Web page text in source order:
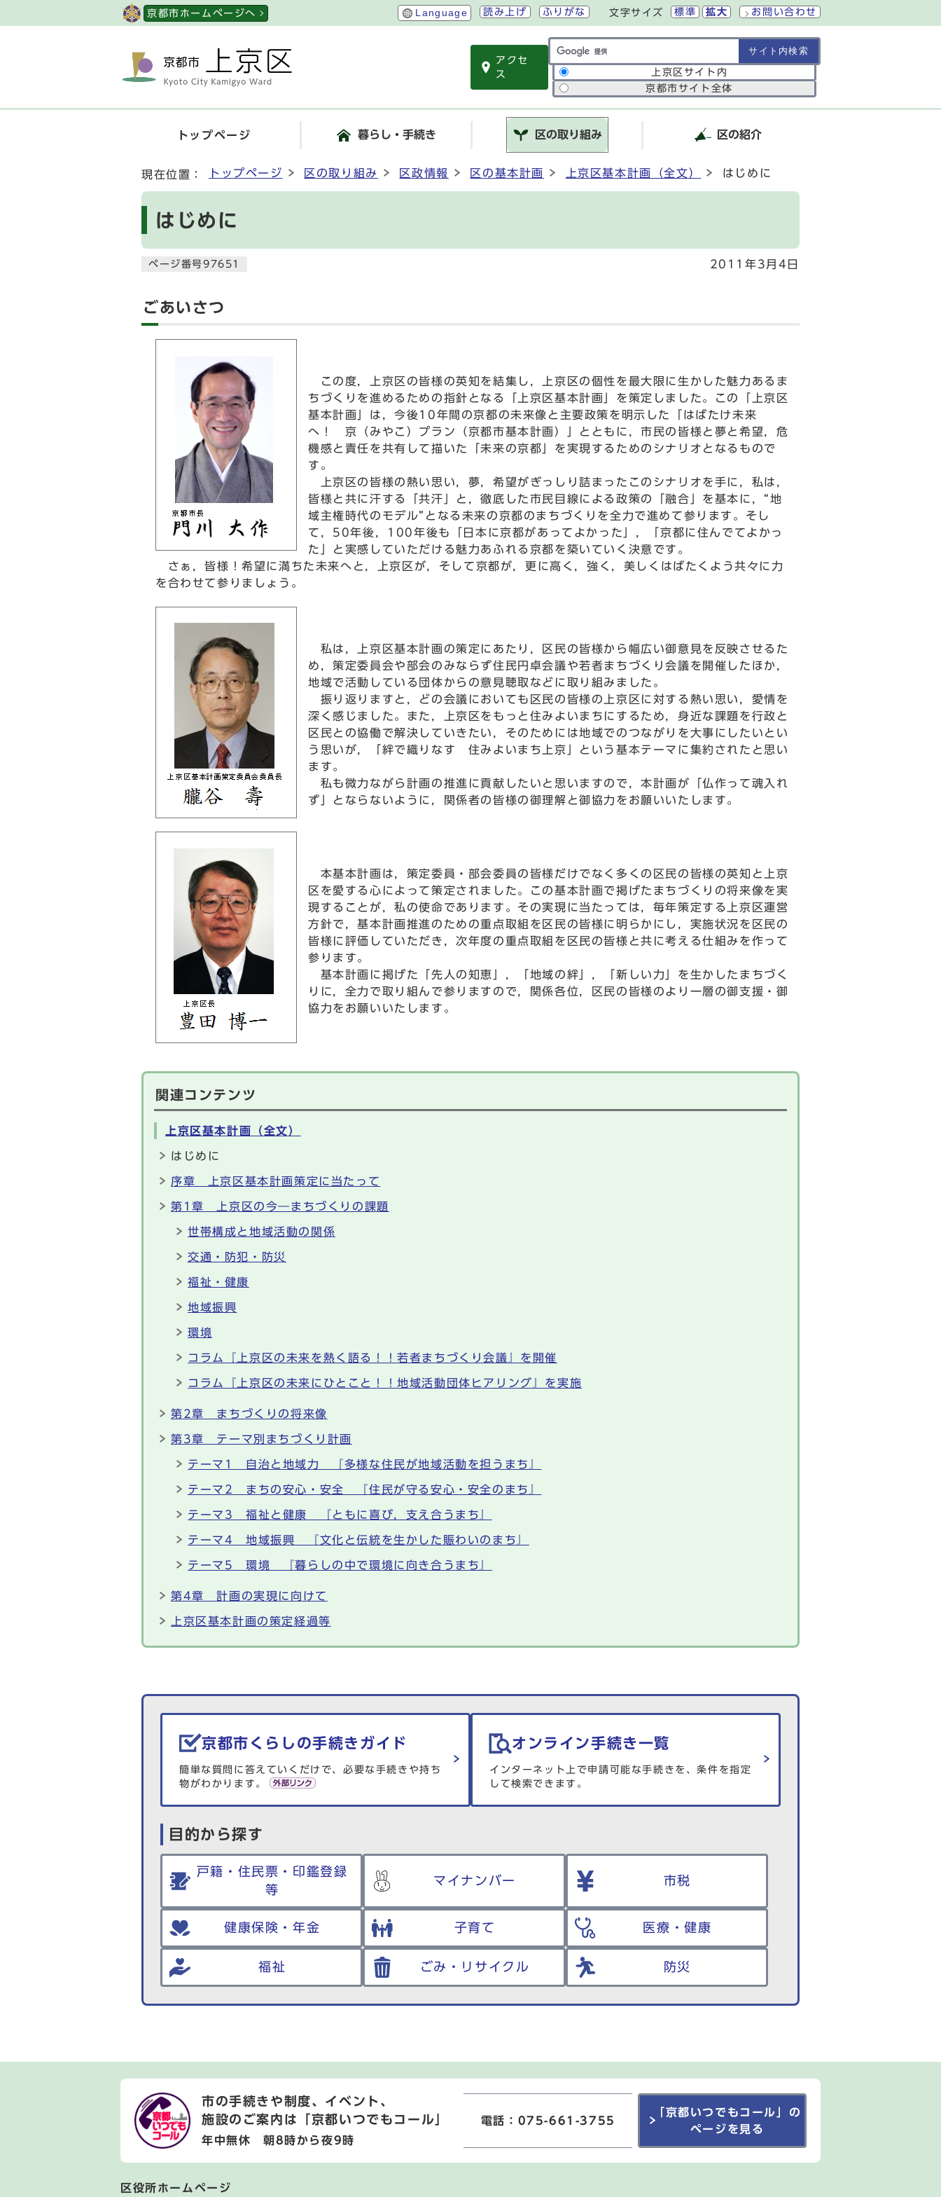
京都市ホームページへ Language 読み上げ ふりがな 文字サイズ 標準 拡大 お問い合わせ
アクセ
ス
サイト内検索の範囲
上京区サイト内
京都市サイト全体
トップページ 暮らし・手続き 区の取り組み 区の紹介
現在位置： トップページ 区の取り組み 区政情報 区の基本計画 上京区基本計画（全文） はじめに
はじめに
ページ番号97651 2011年3月4日
ごあいさつ
この度，上京区の皆様の英知を結集し，上京区の個性を最大限に生かした魅力あるま
ちづくりを進めるための指針となる「上京区基本計画」を策定しました。この「上京区
基本計画」は，今後10年間の京都の未来像と主要政策を明示した「はばたけ未来
へ！ 京（みやこ）プラン（京都市基本計画）」とともに，市民の皆様と夢と希望，危
機感と責任を共有して描いた「未来の京都」を実現するためのシナリオとなるもので
す。
上京区の皆様の熱い思い，夢，希望がぎっしり詰まったこのシナリオを手に，私は，
皆様と共に汗する「共汗」と，徹底した市民目線による政策の「融合」を基本に，“地
域主権時代のモデル”となる未来の京都のまちづくりを全力で進めて参ります。そし
て，50年後，100年後も「日本に京都があってよかった」，「京都に住んでてよかっ
た」と実感していただける魅力あふれる京都を築いていく決意です。
さぁ，皆様！希望に満ちた未来へと，上京区が，そして京都が，更に高く，強く，美しくはばたくよう共々に力
を合わせて参りましょう。
私は，上京区基本計画の策定にあたり，区民の皆様から幅広い御意見を反映させるた
め，策定委員会や部会のみならず住民円卓会議や若者まちづくり会議を開催したほか，
地域で活動している団体からの意見聴取などに取り組みました。
振り返りますと，どの会議においても区民の皆様の上京区に対する熱い思い，愛情を
深く感じました。また，上京区をもっと住みよいまちにするため，身近な課題を行政と
区民との協働で解決していきたい，そのためには地域でのつながりを大事にしたいとい
う思いが，「絆で織りなす 住みよいまち上京」という基本テーマに集約されたと思い
ます。
私も微力ながら計画の推進に貢献したいと思いますので，本計画が「仏作って魂入れ
ず」とならないように，関係者の皆様の御理解と御協力をお願いいたします。
本基本計画は，策定委員・部会委員の皆様だけでなく多くの区民の皆様の英知と上京
区を愛する心によって策定されました。この基本計画で掲げたまちづくりの将来像を実
現することが，私の使命であります。その実現に当たっては，毎年策定する上京区運営
方針で，基本計画推進のための重点取組を区民の皆様に明らかにし，実施状況を区民の
皆様に評価していただき，次年度の重点取組を区民の皆様と共に考える仕組みを作って
参ります。
基本計画に掲げた「先人の知恵」，「地域の絆」，「新しい力」を生かしたまちづく
りに，全力で取り組んで参りますので，関係各位，区民の皆様のより一層の御支援・御
協力をお願いいたします。
関連コンテンツ
上京区基本計画（全文）
はじめに
序章 上京区基本計画策定に当たって
第1章 上京区の今―まちづくりの課題
世帯構成と地域活動の関係
交通・防犯・防災
福祉・健康
地域振興
環境
コラム『上京区の未来を熱く語る！！若者まちづくり会議』を開催
コラム『上京区の未来にひとこと！！地域活動団体ヒアリング』を実施
第2章 まちづくりの将来像
第3章 テーマ別まちづくり計画
テーマ1 自治と地域力 『多様な住民が地域活動を担うまち』
テーマ2 まちの安心・安全 『住民が守る安心・安全のまち』
テーマ3 福祉と健康 『ともに喜び，支え合うまち』
テーマ4 地域振興 『文化と伝統を生かした賑わいのまち』
テーマ5 環境 『暮らしの中で環境に向き合うまち』
第4章 計画の実現に向けて
上京区基本計画の策定経過等
生活情報を探す
京都市くらしの手続きガイド
簡単な質問に答えていくだけで、必要な手続きや持ち
物がわかります。
オンライン手続き一覧
インターネット上で申請可能な手続きを、条件を指定
して検索できます。
目的から探す
戸籍・住民票・印鑑登録
等
マイナンバー 市税
健康保険・年金 子育て 医療・健康
福祉 ごみ・リサイクル 防災
市の手続きや制度、イベント、
施設のご案内は
「京都いつでもコール」
年中無休 朝8時から夜9時
電話：075-661-3755
「京都いつでもコール」の
ページを見る
区役所ホームページ